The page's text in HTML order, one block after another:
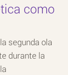
como
segunda ola
durante la